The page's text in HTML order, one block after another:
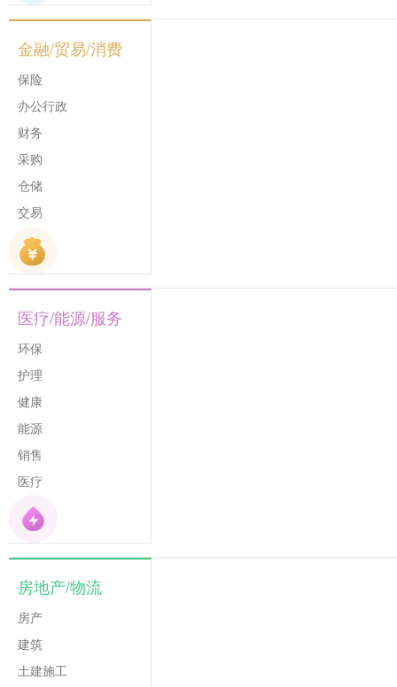
金融/贸易/消费
保险
办公行政
财务
采购
仓储
交易
医疗/能源/服务
环保
护理
健康
能源
销售
医疗
房地产/物流
房产
建筑
土建施工